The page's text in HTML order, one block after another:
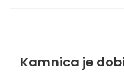
Kamnica je